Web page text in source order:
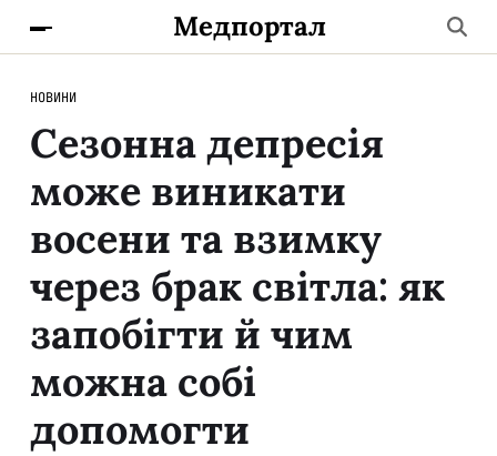
Медпортал
НОВИНИ
Сезонна депресія
може виникати
восени та взимку
через брак світла: як
запобігти й чим
можна собі
допомогти